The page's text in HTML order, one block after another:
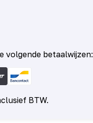
volgende betaalwijzen:
BTW.